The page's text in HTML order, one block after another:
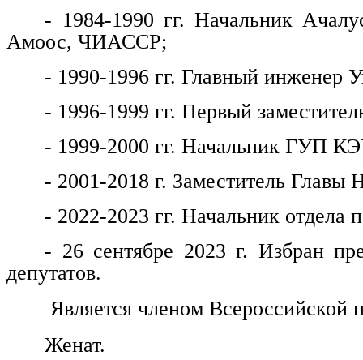
- 1984-1990 гг. Начальник
Амоос, ЧИАССР;
- 1990-1996 гг. Главный
- 1996-1999 гг. Первый
- 1999-2000 гг. Начальник ГУП
- 2001-2018 г. Заместитель Главы
- 2022-2023 гг. Начальник
- 26 сентябре 2023 г. Избран
депутатов.
Является членом Всероссийской
Женат.